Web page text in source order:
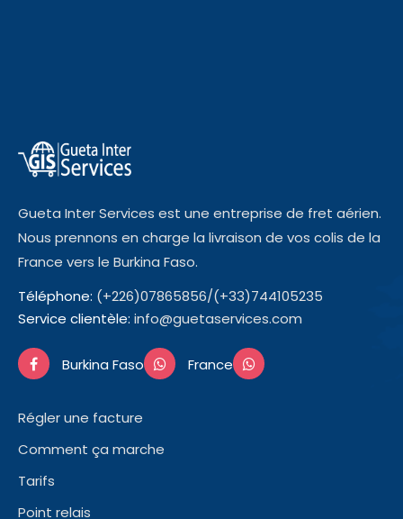
Gueta Inter Services est une entreprise de fret aérien.
Nous prennons en charge la livraison de vos colis de la
France vers le Burkina Faso.
Téléphone: (+226)07865856/(+33)744105235
Service clientèle: info@guetaservices.com
Burkina Faso France
Régler une facture
Comment ça marche
Tarifs
Point relais